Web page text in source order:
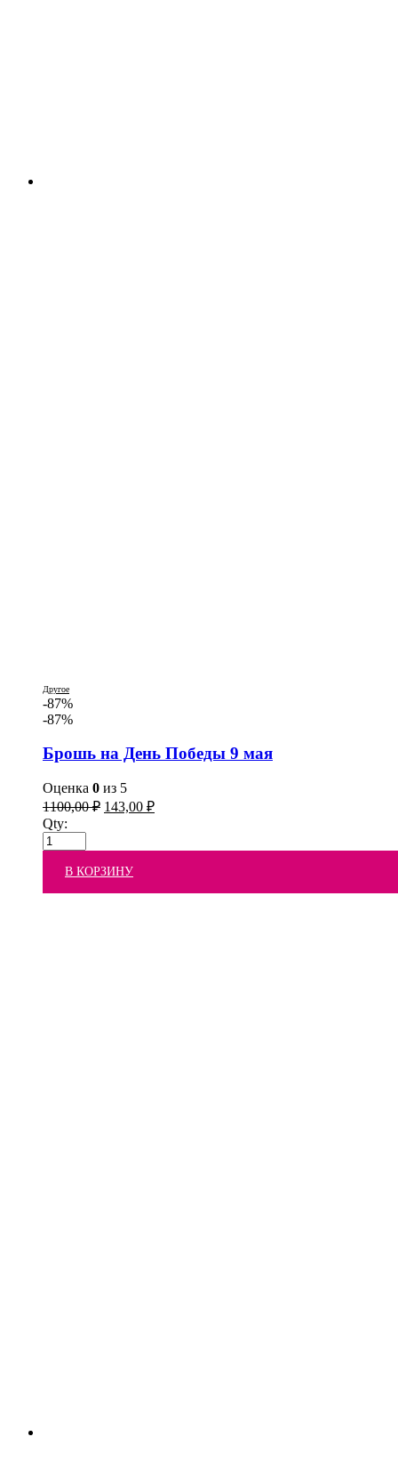
Другое
-87%
-87%
Брошь на День Победы 9 мая
Оценка 0 из 5
1100,00₽ 143,00 ₽
Qty:
В КОРЗИНУ